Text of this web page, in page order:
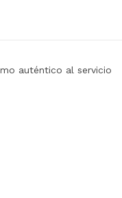
auténtico al servicio